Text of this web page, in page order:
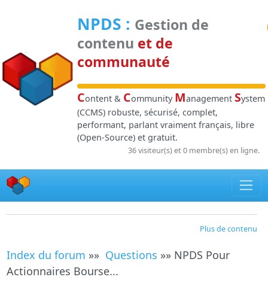
NPDS : Gestion de
contenu et de
communauté
Content & Community Management System
(CCMS) robuste, sécurisé, complet,
performant, parlant vraiment français, libre
(Open-Source) et gratuit.
36 visiteur(s) et 0 membre(s) en ligne.
Plus de contenu
Index du forum »» Questions »» NPDS Pour
Actionnaires Bourse...